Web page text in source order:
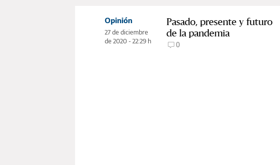
Opinión
27 de diciembre
de 2020 - 22:29 h
Pasado, presente y futuro
de la pandemia
0